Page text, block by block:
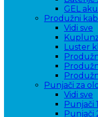
GEL
Produžni
Vidi sve
Luster
Punjači za
Vidi sve
Punjači
Punjači